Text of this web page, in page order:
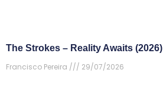
The Strokes – Reality Awaits (2026)
Francisco Pereira
29/07/2026